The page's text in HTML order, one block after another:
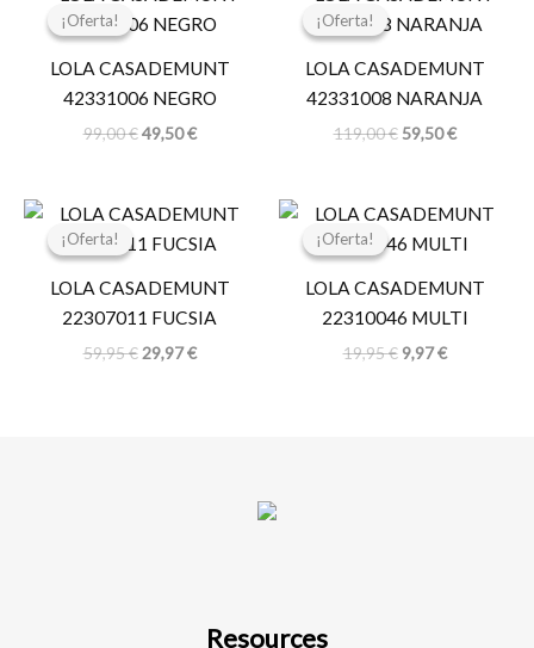
¡Oferta!
¡Oferta!
LOLA CASADEMUNT
42331006 NEGRO
99,00€
original
99,00 €.
49,50€
actual
49,50 €.
¡Oferta!
¡Oferta!
LOLA CASADEMUNT
42331008 NARANJA
119,00€
original
119,00 €.
59,50€
actual
59,50 €.
¡Oferta!
¡Oferta!
LOLA CASADEMUNT
22307011 FUCSIA
59,95€
El
original
59,95 €.
29,97€
El
actual
29,97 €.
¡Oferta!
¡Oferta!
LOLA CASADEMUNT
22310046 MULTI
19,95€
El
original
19,95 €.
9,97€
El
actual
9,97 €.
Resources